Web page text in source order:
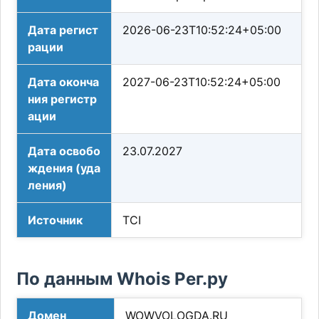
Дата регист
рации
2026-06-23T10:52:24+05:00
Дата оконча
ния регистр
ации
2027-06-23T10:52:24+05:00
Дата освобо
ждения (уда
ления)
23.07.2027
Источник TCI
По данным Whois Рег.ру
Домен WOWVOLOGDA.RU